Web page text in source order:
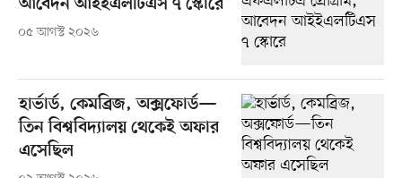
আবেদন আইইএলটিএস ৭ স্কোরে
০৫ আগস্ট ২০২৬
হার্ভার্ড, কেমব্রিজ, অক্সফোর্ড—
তিন বিশ্ববিদ্যালয় থেকেই অফার
এসেছিল